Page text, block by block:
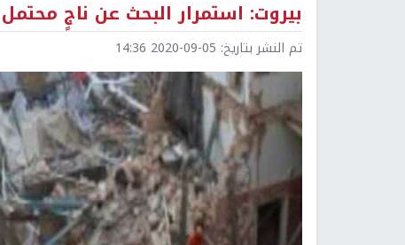
بيروت: استمرار البحث عن ناجٍ
تم النشر بتاريخ: 2020-09-05 14:36